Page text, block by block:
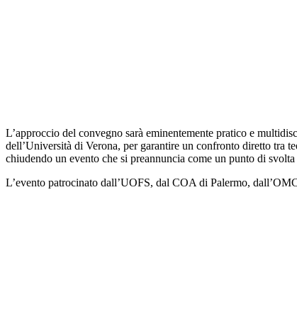
L’approccio del convegno sarà eminentemente pratico e
dell’Università di Verona, per garantire un confronto diretto tra
chiudendo un evento che si preannuncia come un punto di
L’evento patrocinato dall’UOFS, dal COA di Palermo,